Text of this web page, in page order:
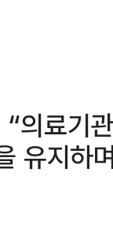
의료기
유지하